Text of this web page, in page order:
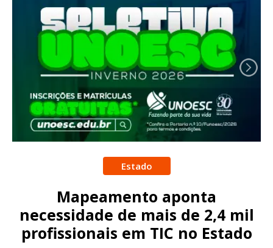
Estado
Mapeamento aponta
necessidade de mais de 2,4 mil
profissionais em TIC no Estado